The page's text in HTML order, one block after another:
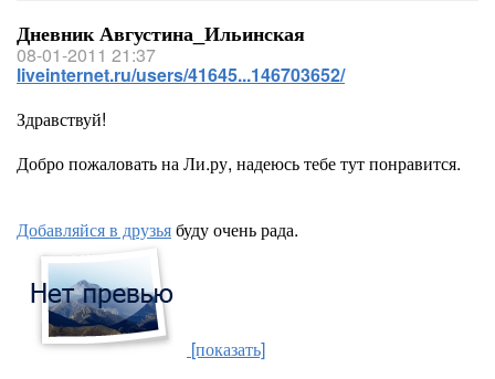
Дневник Августина_Ильинская
08-01-2011 21:37
liveinternet.ru/users/41645...146703652/
Здравствуй!
Добро пожаловать на Ли.ру, надеюсь тебе тут понравится.
Добавляйся в друзьябуду очень рада.
[показать]